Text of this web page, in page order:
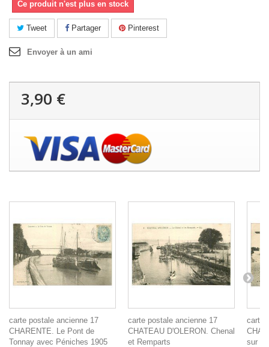
Ce produit n'est plus en stock
Tweet Partager Pinterest
Envoyer à un ami
3,90 €
carte postale ancienne 17
CHARENTE. Le Pont de
Tonnay avec Péniches 1905
carte postale ancienne 17
CHATEAU D'OLERON. Chenal
et Remparts
carte
sur la